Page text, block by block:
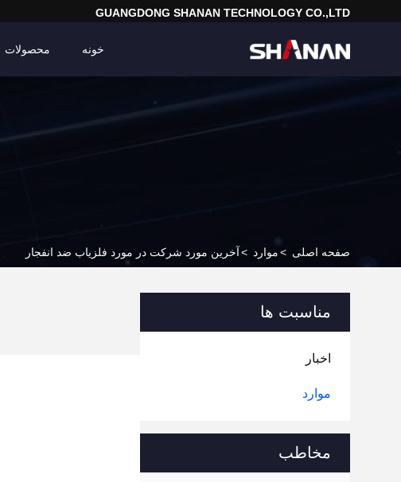
GUANGDONG SHANAN TECHNOLOGY CO.,LTD
خونه محصولات
صفحه اصلی >موارد >آخرین مورد شرکت در مورد فلزیاب ضد انفجار
مناسبت ها
اخبار
موارد
مخاطب